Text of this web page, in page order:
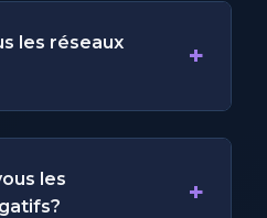
les réseaux
+
les
+